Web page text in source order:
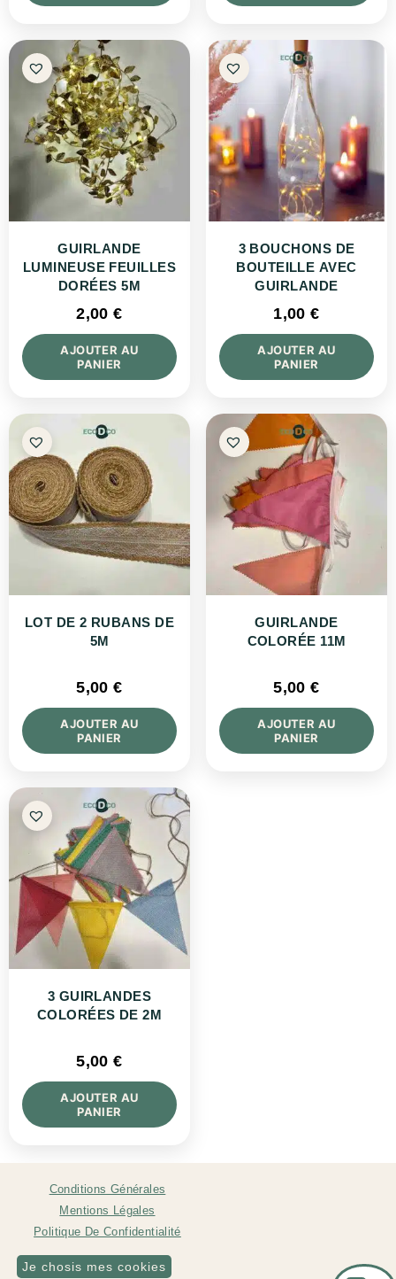
GUIRLANDE
LUMINEUSE FEUILLES
DORÉES 5M
2,00€
AJOUTER AU
PANIER
3 BOUCHONS DE
BOUTEILLE AVEC
GUIRLANDE
1,00€
AJOUTER AU
PANIER
LOT DE 2 RUBANS DE
5M
5,00€
AJOUTER AU
PANIER
GUIRLANDE
COLORÉE 11M
5,00€
AJOUTER AU
PANIER
3 GUIRLANDES
COLORÉES DE 2M
5,00€
AJOUTER AU
PANIER
Conditions Générales
Mentions Légales
Politique De Confidentialité
Je chosis mes cookies